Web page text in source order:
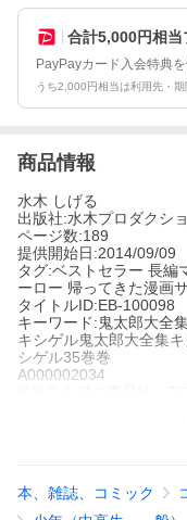
合計5,000円相当
PayPayカード入会特典を
うち2,000円相当は利用先・
商品情報
水木 しげる
出版社:水木プロダクシ
ページ数:189
提供開始日:2014/09/09
タグ:ベストセラー 長編
ーロー 帰ってきた漫画
タイトルID:EB-100098
キーワード:鬼太郎大全
キシゲル鬼太郎大全集
シゲル35巻巻
A000002034
会で一等になった鬼太
いう悲しみだった…。そ
本、雑誌、コミック